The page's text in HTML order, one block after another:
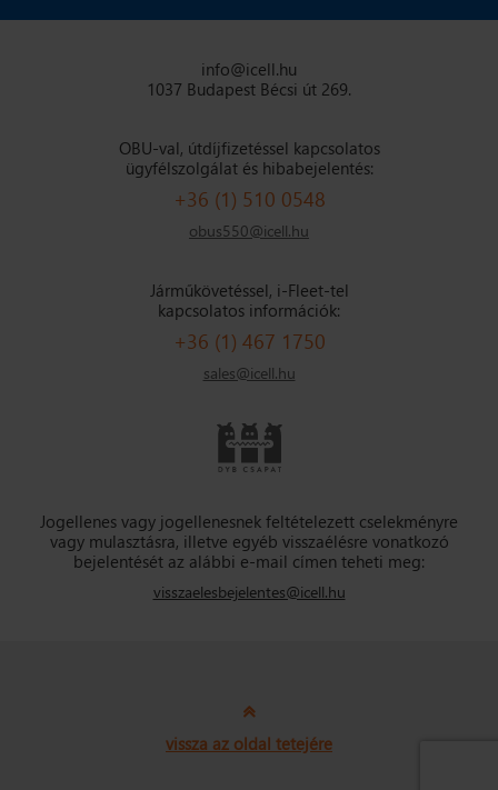
info@icell.hu
1037 Budapest Bécsi út 269.
OBU-val, útdíjfizetéssel kapcsolatos
ügyfélszolgálat és hibabejelentés:
+36 (1) 510 0548
obus550@icell.hu
Járműkövetéssel, i-Fleet-tel
kapcsolatos információk:
+36 (1) 467 1750
sales@icell.hu
Jogellenes vagy jogellenesnek feltételezett cselekményre
vagy mulasztásra, illetve egyéb visszaélésre vonatkozó
bejelentését az alábbi e-mail címen teheti meg:
visszaelesbejelentes@icell.hu
vissza az oldal tetejére